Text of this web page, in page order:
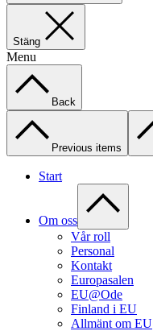
Stäng
Menu
Back
Previous items
Start
Om oss
Vår roll
Personal
Kontakt
Europasalen
EU@Ode
Finland i EU
Allmänt om EU